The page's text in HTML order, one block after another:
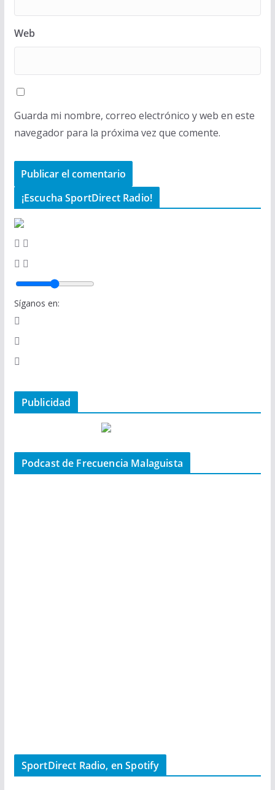
Web
Guarda mi nombre, correo electrónico y web en este
navegador para la próxima vez que comente.
¡Escucha SportDirect Radio!
Síganos en:
Publicidad
Podcast de Frecuencia Malaguista
SportDirect Radio, en Spotify